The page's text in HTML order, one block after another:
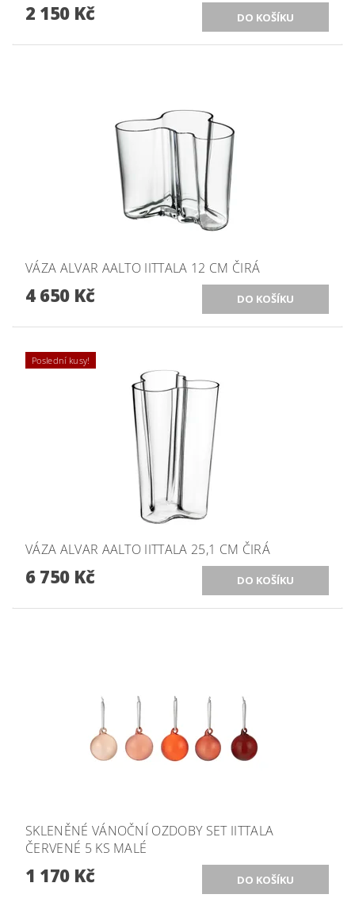
2 150 Kč
VÁZA ALVAR AALTO IITTALA 12 CM ČIRÁ
4 650 Kč
Poslední kusy!
VÁZA ALVAR AALTO IITTALA 25,1 CM ČIRÁ
6 750 Kč
SKLENĚNÉ VÁNOČNÍ OZDOBY SET IITTALA
ČERVENÉ 5 KS MALÉ
1 170 Kč